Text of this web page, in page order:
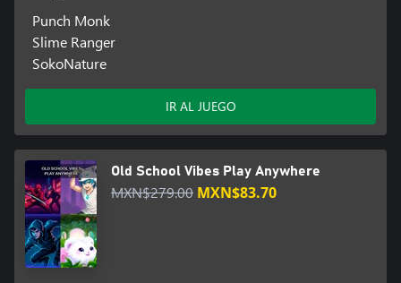
Punch Monk
Slime Ranger
SokoNature
IR AL JUEGO
Old School Vibes Play Anywhere
MXN$279.00 MXN$83.70